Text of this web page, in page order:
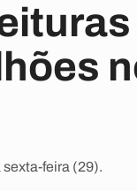
feira (29).